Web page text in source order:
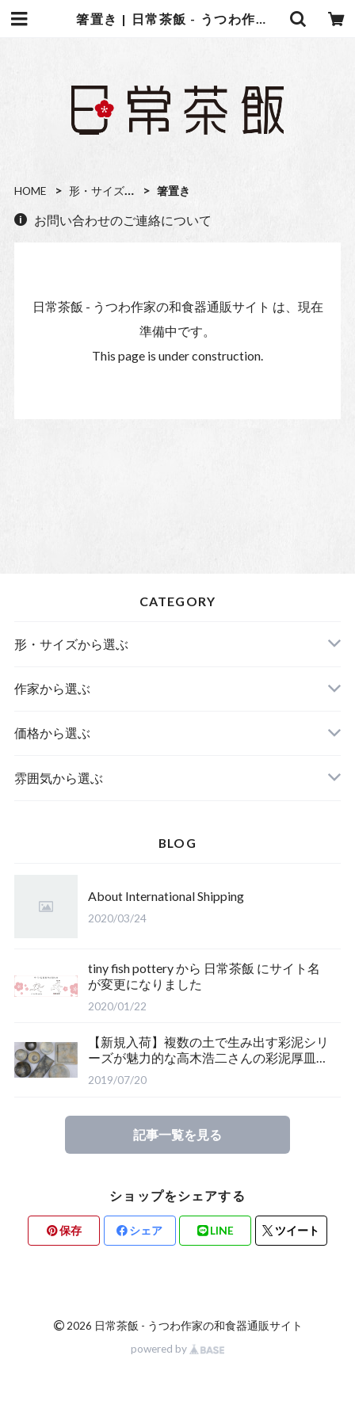
箸置き | 日常茶飯 - うつわ作家の和食器通販サイト
HOME 形・サイズから選ぶ 箸置き
お問い合わせのご連絡について
日常茶飯 - うつわ作家の和食器通販サイト は、現在
準備中です。
This page is under construction.
CATEGORY
形・サイズから選ぶ
皿
鉢
湯呑み・マグカップ
作家から選ぶ
価格から選ぶ
雰囲気から選ぶ
BLOG
About International Shipping
2020/03/24
tiny fish pottery から 日常茶飯 にサイト名
が変更になりました
2020/01/22
【新規入荷】複数の土で生み出す彩泥シリ
ーズが魅力的な高木浩二さんの彩泥厚皿を
ご紹介
2019/07/20
記事一覧を見る
ショップをシェアする
保存 シェア LINE ツイート
© 2026 日常茶飯 - うつわ作家の和食器通販サイト
powered by